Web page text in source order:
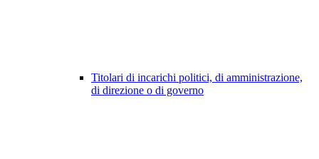
Titolari di incarichi politici, di amministrazione,
di direzione o di governo